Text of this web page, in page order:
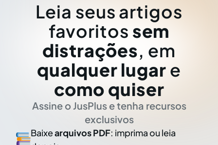
Leia seus artigos
favoritos sem
distrações, em
qualquer lugar e
como quiser
Assine o JusPlus e tenha recursos
exclusivos
Baixearquivos PDF: imprima ou leia